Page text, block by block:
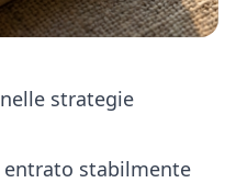
strategie
entrato stabilmente